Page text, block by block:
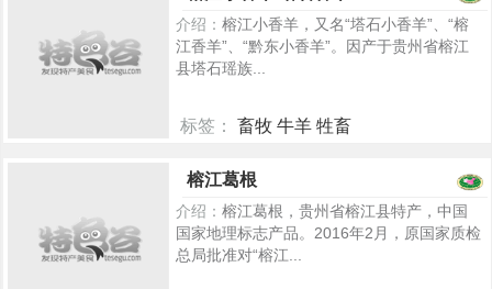
介绍： 榕江小香羊，又名“塔石小香羊”、“榕
江香羊”、“黔东小香羊”。因产于贵州省榕江
县塔石瑶族...
标签： 畜牧 牛羊 牲畜
榕江葛根
介绍： 榕江葛根，贵州省榕江县特产，中国
国家地理标志产品。2016年2月，原国家质检
总局批准对“榕江...